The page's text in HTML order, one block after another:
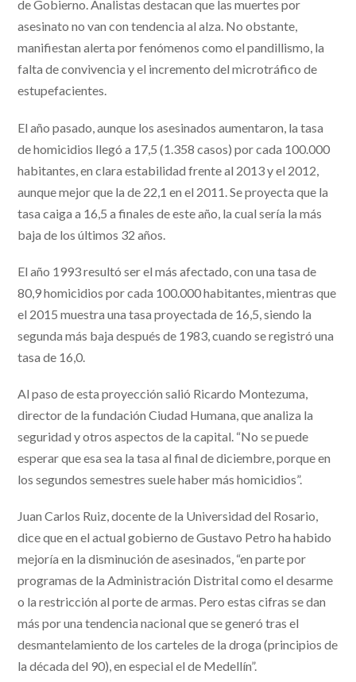
de Gobierno. Analistas destacan que las muertes por
asesinato no van con tendencia al alza. No obstante,
manifiestan alerta por fenómenos como el pandillismo, la
falta de convivencia y el incremento del microtráfico de
estupefacientes.
El año pasado, aunque los asesinados aumentaron, la tasa
de homicidios llegó a 17,5 (1.358 casos) por cada 100.000
habitantes, en clara estabilidad frente al 2013 y el 2012,
aunque mejor que la de 22,1 en el 2011. Se proyecta que la
tasa caiga a 16,5 a finales de este año, la cual sería la más
baja de los últimos 32 años.
El año 1993 resultó ser el más afectado, con una tasa de
80,9 homicidios por cada 100.000 habitantes, mientras que
el 2015 muestra una tasa proyectada de 16,5, siendo la
segunda más baja después de 1983, cuando se registró una
tasa de 16,0.
Al paso de esta proyección salió Ricardo Montezuma,
director de la fundación Ciudad Humana, que analiza la
seguridad y otros aspectos de la capital. “No se puede
esperar que esa sea la tasa al final de diciembre, porque en
los segundos semestres suele haber más homicidios”.
Juan Carlos Ruiz, docente de la Universidad del Rosario,
dice que en el actual gobierno de Gustavo Petro ha habido
mejoría en la disminución de asesinados, “en parte por
programas de la Administración Distrital como el desarme
o la restricción al porte de armas. Pero estas cifras se dan
más por una tendencia nacional que se generó tras el
desmantelamiento de los carteles de la droga (principios de
la década del 90), en especial el de Medellín”.